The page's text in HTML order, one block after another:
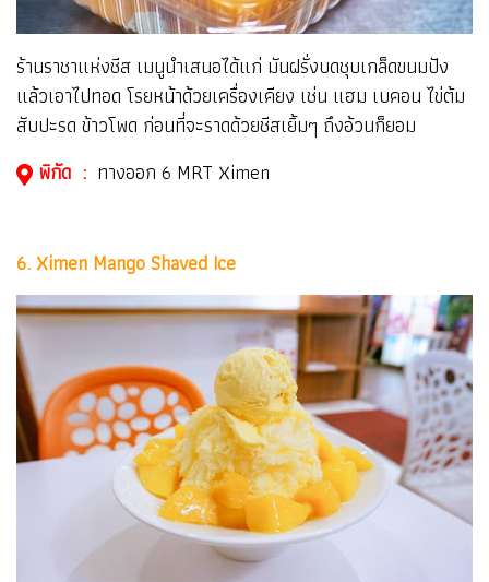
ร้านราชาแห่งชีส เมนูนำเสนอได้แก่ มันฝรั่งบดชุบเกล็ดขนมปัง
แล้วเอาไปทอด โรยหน้าด้วยเครื่องเคียง เช่น แฮม เบคอน ไข่ต้ม
สับปะรด ข้าวโพด ก่อนที่จะราดด้วยชีสเยิ้มๆ ถึงอ้วนก็ยอม
พิกัด : ทางออก 6 MRT Ximen
6. Ximen Mango Shaved Ice